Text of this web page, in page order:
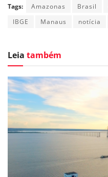
Tags: Amazonas Brasil
IBGE
Manaus notícia
Leia também